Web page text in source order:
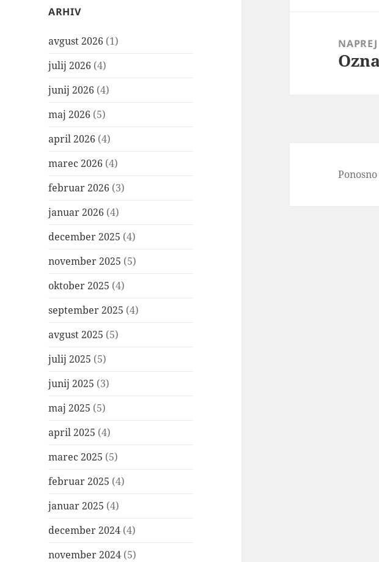
ARHIV
avgust 2026 (1)
julij 2026 (4)
junij 2026 (4)
maj 2026 (5)
april 2026 (4)
marec 2026 (4)
februar 2026 (3)
januar 2026 (4)
december 2025 (4)
november 2025 (5)
oktober 2025 (4)
september 2025 (4)
avgust 2025 (5)
julij 2025 (5)
junij 2025 (3)
maj 2025 (5)
april 2025 (4)
marec 2025 (5)
februar 2025 (4)
januar 2025 (4)
december 2024 (4)
november 2024 (5)
NAPREJ